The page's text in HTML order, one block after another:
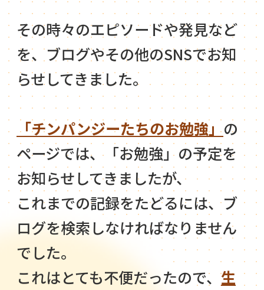
その時々のエピソードや発見など
を、ブログやその他のSNSでお知
らせしてきました。
「チンパンジーたちのお勉強」の
ページでは、「お勉強」の予定を
お知らせしてきましたが、
これまでの記録をたどるには、ブ
ログを検索しなければなりません
でした。
これはとても不便だったので、生